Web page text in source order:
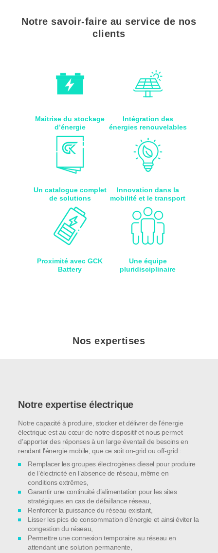
Notre savoir-faire au service de nos
clients
Maitrise du stockage
d’énergie
Intégration des
énergies renouvelables
Un catalogue complet
de solutions
Innovation dans la
mobilité et le transport
Proximité avec GCK
Battery
Une équipe
pluridisciplinaire
Nos expertises
Notre expertise électrique
Notre capacité à produire, stocker et délivrer de l’énergie
électrique est au cœur de notre dispositif et nous permet
d’apporter des réponses à un large éventail de besoins en
rendant l’énergie mobile, que ce soit on-grid ou off-grid :
Remplacer les groupes électrogènes diesel pour produire
de l’électricité en l’absence de réseau, même en
conditions extrêmes,
Garantir une continuité d’alimentation pour les sites
stratégiques en cas de défaillance réseau,
Renforcer la puissance du réseau existant,
Lisser les pics de consommation d’énergie et ainsi éviter la
congestion du réseau,
Permettre une connexion temporaire au réseau en
attendant une solution permanente,